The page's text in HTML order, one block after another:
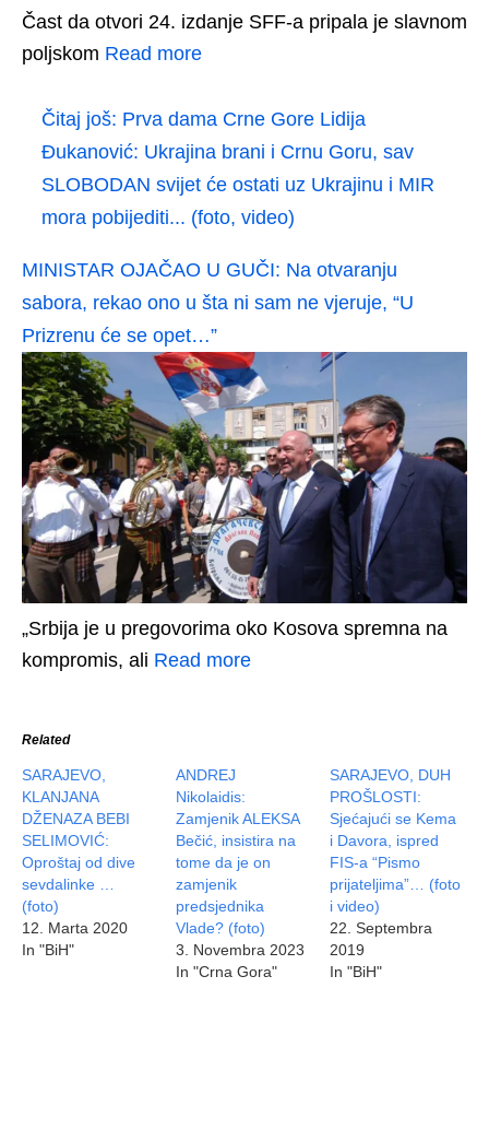
Čast da otvori 24. izdanje SFF-a pripala je slavnom
poljskom Read more
Čitaj još: Prva dama Crne Gore Lidija
Đukanović: Ukrajina brani i Crnu Goru, sav
SLOBODAN svijet će ostati uz Ukrajinu i MIR
mora pobijediti... (foto, video)
MINISTAR OJAČAO U GUČI: Na otvaranju
sabora, rekao ono u šta ni sam ne vjeruje, “U
Prizrenu će se opet…”
„Srbija je u pregovorima oko Kosova spremna na
kompromis, ali Read more
Related
SARAJEVO,
KLANJANA
DŽENAZA BEBI
SELIMOVIĆ:
Oproštaj od dive
sevdalinke …
(foto)
12. Marta 2020
In "BiH"
ANDREJ
Nikolaidis:
Zamjenik ALEKSA
Bečić, insistira na
tome da je on
zamjenik
predsjednika
Vlade? (foto)
3. Novembra 2023
In "Crna Gora"
SARAJEVO, DUH
PROŠLOSTI:
Sjećajući se Kema
i Davora, ispred
FIS-a “Pismo
prijateljima”… (foto
i video)
22. Septembra
2019
In "BiH"